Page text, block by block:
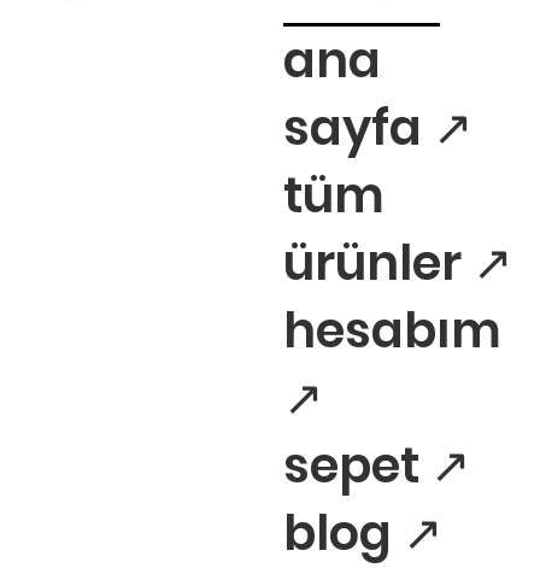
ana
sayfa ↗
tüm
ürünler ↗
hesabım
↗
sepet ↗
blog ↗